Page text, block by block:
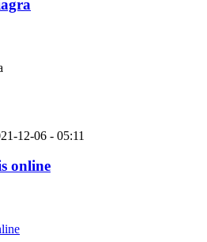
12-06 - 05:11
online